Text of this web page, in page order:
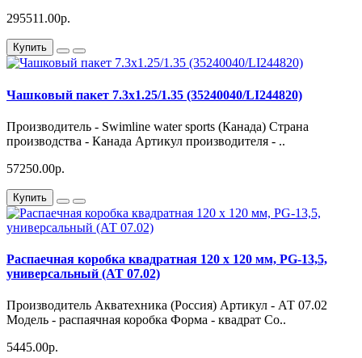
295511.00р.
Купить
Чашковый пакет 7.3х1.25/1.35 (35240040/LI244820)
Производитель - Swimline water sports (Канада) Страна
производства - Канада Артикул производителя - ..
57250.00р.
Купить
Распаечная коробка квадратная 120 х 120 мм, PG-13,5,
универсальный (АТ 07.02)
Производитель Акватехника (Россия) Артикул - АТ 07.02
Модель - распаячная коробка Форма - квадрат Со..
5445.00р.